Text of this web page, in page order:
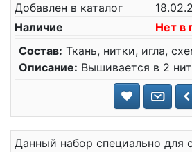
Добавлен в каталог
Наличие
Нет в
Состав: Ткань, нитки, игла,
Описание: Вышивается в 2
Данный набор специально для